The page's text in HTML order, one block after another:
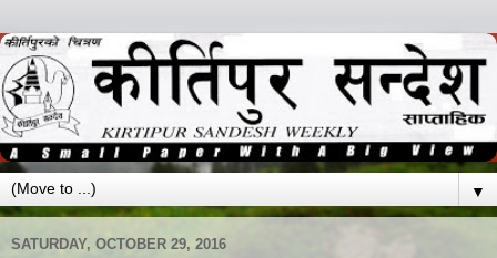
▼
SATURDAY, OCTOBER 29, 2016